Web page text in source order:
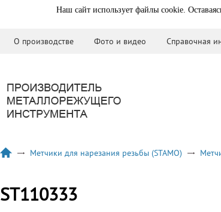
Наш сайт использует файлы cookie.
О производстве Фото и видео Справочная
Метчики для нарезания резьбы (STAMO)
ST110333